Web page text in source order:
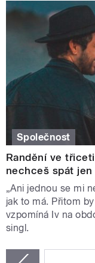
Společnost
Randění ve
nechceš spát jen
„Ani jednou se mi
jak to má. Přitom
vzpomíná Iv na
singl.